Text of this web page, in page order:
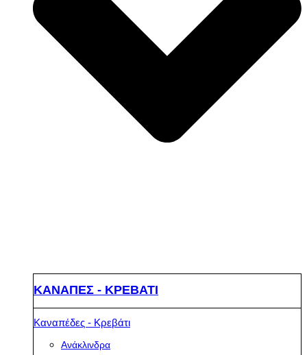
ΚΑΝΑΠΕΣ - ΚΡΕΒΑΤΙ
Καναπέδες - Κρεβάτι
Ανάκλινδρα